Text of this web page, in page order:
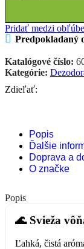
Pridať medzi
Predpokladaný
Katalógové číslo:
Kategórie:
Zdieľať:
Popis
Ďalšie
Doprava a
O značke
Popis
🌊 Svieža
Ľahká, čistá